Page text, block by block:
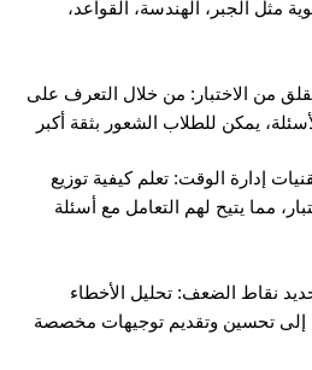
مثل الجبر، الهندسة، القواعد،
من الاختبار: من خلال التعرف على
إدارة الوقت: تعلم كيفية توزيع
مما يتيح لهم التعامل مع أسئلة
نقاط الضعف: تحليل الأخطاء
إلى تحسين وتقديم توجيهات مخصصة